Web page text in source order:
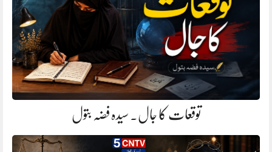
توقعات کا جال. سیدہ فضہ بتول